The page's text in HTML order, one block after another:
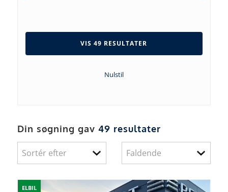
VIS 49 RESULTATER
Nulstil
Din søgning gav 49 resultater
ELBIL